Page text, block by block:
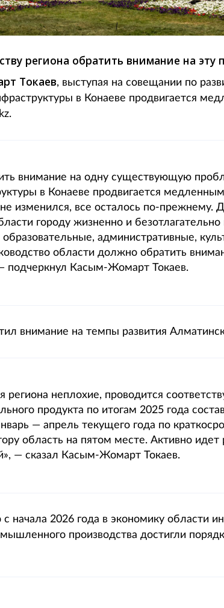
региона обратить внимание на эту
Токаев, выступая на совещании по
в Конаеве продвигается
внимание на одну существующую
в Конаеве продвигается
изменился, все осталось по-прежнему.
городу жизненно и
образовательные, административные,
области должно обратить
подчеркнул Касым-Жомарт Токаев.
внимание на темпы развития
региона неплохие, проводится
продукта по итогам 2025 года
— апрель текущего года по
область на пятом месте. Активно идет
— сказал Касым-Жомарт Токаев.
с начала 2026 года в экономику области
производства достигли